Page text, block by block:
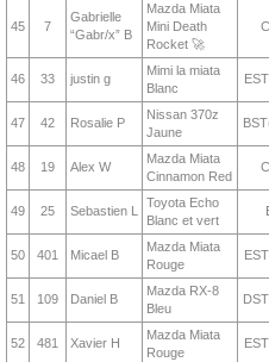
45 7
Gabrielle
“Gabr/x” B
Mazda Miata
Mini Death
Rocket 🚀
46 33 justin g
Mimi la miata
Blanc
47 42 Rosalie P
Nissan 370z
Jaune
48 19 Alex W
Mazda Miata
Cinnamon Red
49 25 Sebastien L
Toyota Echo
Blanc et vert
50 401 Micael B
Mazda Miata
Rouge
51 109 Daniel B
Mazda RX-8
Bleu
52 481 Xavier H
Mazda Miata
Rouge